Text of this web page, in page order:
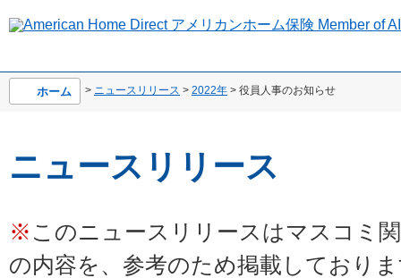
ホーム > ニュースリリース > 2022年 > 役員人事のお知らせ
ニュースリリース
※ このニュースリリースはマスコミ
の内容を、参考のため掲載しており